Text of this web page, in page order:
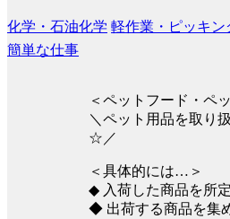
化学・石油化学 軽作業・ピッキン
簡単な仕事
＜ペットフード・ペ
＼ペット用品を取り
☆／
＜具体的には…＞
◆ 入荷した商品を所
◆ 出荷する商品を集